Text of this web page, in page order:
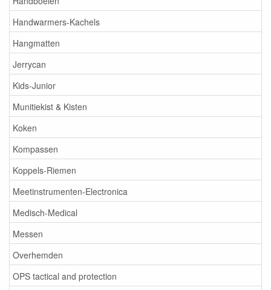
Handwarmers-Kachels
Hangmatten
Jerrycan
Kids-Junior
Munitiekist & Kisten
Koken
Kompassen
Koppels-Riemen
Meetinstrumenten-Electronica
Medisch-Medical
Messen
Overhemden
OPS tactical and protection